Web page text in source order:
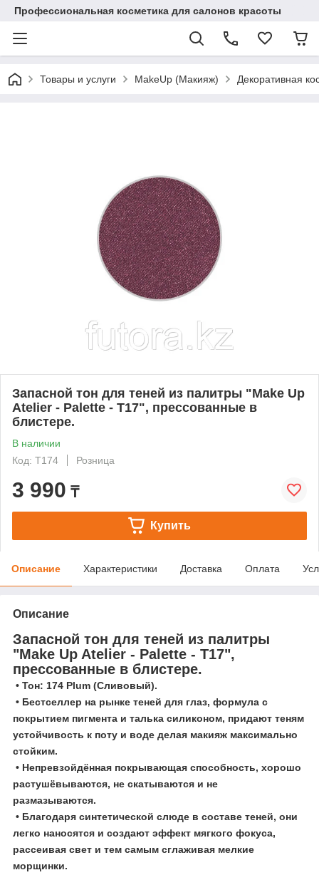
Профессиональная косметика для салонов красоты
Товары и услуги MakeUp (Макияж) Декоративная
Запасной тон для теней из палитры "Make Up
Atelier - Palette - T17", прессованные в
блистере.
В наличии
Код: T174
Розница
3 990 ₸
Купить
Описание Характеристики Доставка Оплата
Описание
Запасной тон для теней из палитры
"Make Up Atelier - Palette - T17",
прессованные в блистере.
• Тон: 174 Plum (Сливовый).
• Бестселлер на рынке теней для глаз, формула с
покрытием пигмента и талька силиконом, придают теням
устойчивость к поту и воде делая макияж максимально
стойким.
• Непревзойдённая покрывающая способность, хорошо
растушёвываются, не скатываются и не
размазываются.
• Благодаря синтетической слюде в составе теней, они
легко наносятся и создают эффект мягкого фокуса,
рассеивая свет и тем самым сглаживая мелкие
морщинки.